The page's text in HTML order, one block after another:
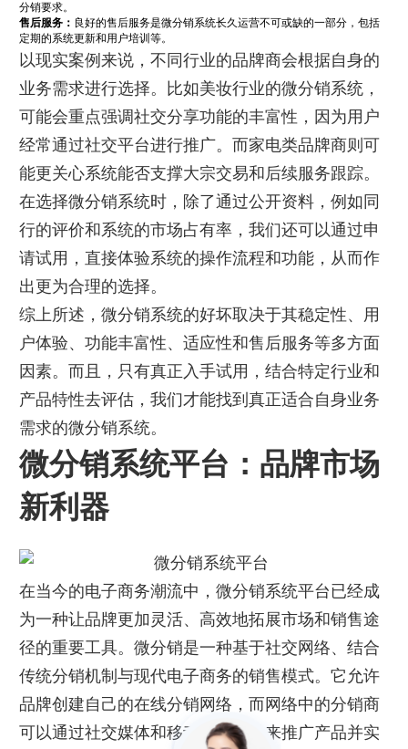
分销要求。
售后服务： 良好的售后服务是微分销系统长久运营不可或缺的一部分，包括
定期的系统更新和用户培训等。
以现实案例来说，不同行业的品牌商会根据自身的
业务需求进行选择。比如美妆行业的微分销系统，
可能会重点强调社交分享功能的丰富性，因为用户
经常通过社交平台进行推广。而家电类品牌商则可
能更关心系统能否支撑大宗交易和后续服务跟踪。
在选择微分销系统时，除了通过公开资料，例如同
行的评价和系统的市场占有率，我们还可以通过申
请试用，直接体验系统的操作流程和功能，从而作
出更为合理的选择。
综上所述，微分销系统的好坏取决于其稳定性、用
户体验、功能丰富性、适应性和售后服务等多方面
因素。而且，只有真正入手试用，结合特定行业和
产品特性去评估，我们才能找到真正适合自身业务
需求的微分销系统。
微分销系统平台：品牌市场
新利器
在当今的电子商务潮流中，微分销系统平台已经成
为一种让品牌更加灵活、高效地拓展市场和销售途
径的重要工具。微分销是一种基于社交网络、结合
传统分销机制与现代电子商务的销售模式。它允许
品牌创建自己的在线分销网络，而网络中的分销商
可以通过社交媒体和移动通讯工具来推广产品并实